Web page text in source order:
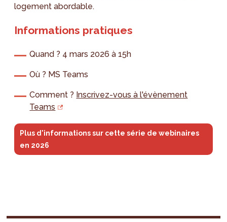
logement abordable.
Informations pratiques
Quand ? 4 mars 2026 à 15h
Où ? MS Teams
Comment ? Inscrivez-vous à l'évènement
Teams
Plus d'informations sur cette série de webinaires
en 2026